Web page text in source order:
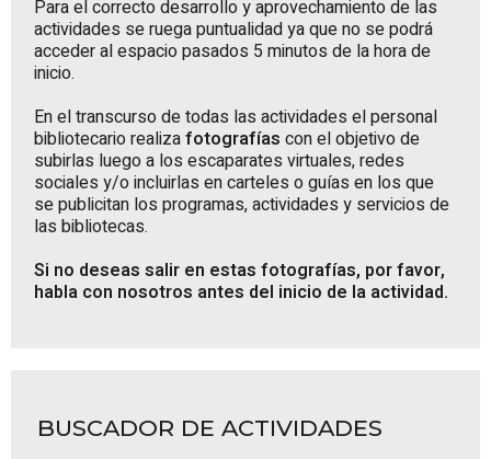
Para el correcto desarrollo y aprovechamiento de las
actividades se ruega puntualidad ya que no se podrá
acceder al espacio pasados 5 minutos de la hora de
inicio.
En el transcurso de todas las actividades el personal
bibliotecario realizafotografías con el objetivo de
subirlas luego a los escaparates virtuales, redes
sociales y/o incluirlas en carteles o guías en los que
se publicitan los programas, actividades y servicios de
las bibliotecas.
Si no deseas salir en estas fotografías, por favor,
habla con nosotros antes del inicio de la actividad.
BUSCADOR DE ACTIVIDADES